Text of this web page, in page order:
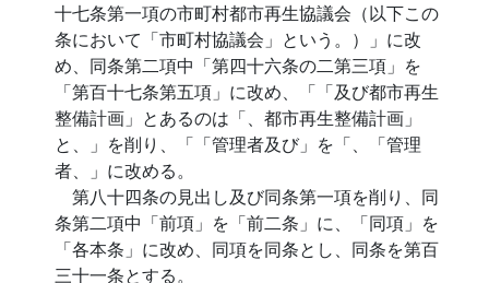
十七条第一項の市町村都市再生協議会（以下この
条において「市町村協議会」という。）」に改
め、同条第二項中「第四十六条の二第三項」を
「第百十七条第五項」に改め、「「及び都市再生
整備計画」とあるのは「、都市再生整備計画」
と、」を削り、「「管理者及び」を「、「管理
者、」に改める。
第八十四条の見出し及び同条第一項を削り、同
条第二項中「前項」を「前二条」に、「同項」を
「各本条」に改め、同項を同条とし、同条を第百
三十一条とする。